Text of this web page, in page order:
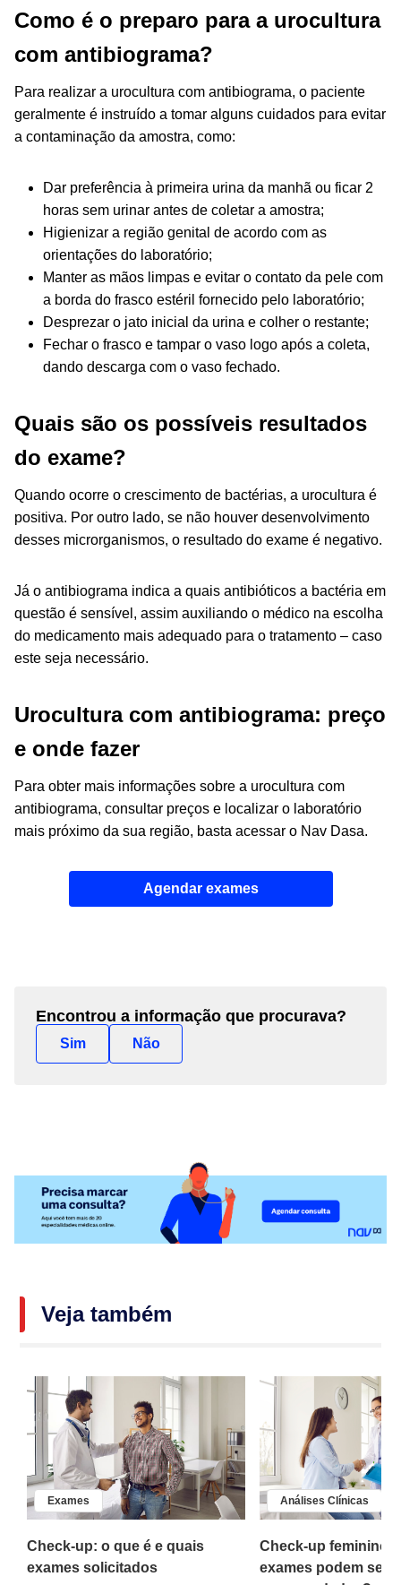
Como é o preparo para a urocultura
com antibiograma?
Para realizar a urocultura com antibiograma, o paciente
geralmente é instruído a tomar alguns cuidados para evitar
a contaminação da amostra, como:
Dar preferência à primeira urina da manhã ou ficar 2
horas sem urinar antes de coletar a amostra;
Higienizar a região genital de acordo com as
orientações do laboratório;
Manter as mãos limpas e evitar o contato da pele com
a borda do frasco estéril fornecido pelo laboratório;
Desprezar o jato inicial da urina e colher o restante;
Fechar o frasco e tampar o vaso logo após a coleta,
dando descarga com o vaso fechado.
Quais são os possíveis resultados
do exame?
Quando ocorre o crescimento de bactérias, a urocultura é
positiva. Por outro lado, se não houver desenvolvimento
desses microrganismos, o resultado do exame é negativo.
Já o antibiograma indica a quais antibióticos a bactéria em
questão é sensível, assim auxiliando o médico na escolha
do medicamento mais adequado para o tratamento – caso
este seja necessário.
Urocultura com antibiograma: preço
e onde fazer
Para obter mais informações sobre a urocultura com
antibiograma, consultar preços e localizar o laboratório
mais próximo da sua região, basta acessar o Nav Dasa.
Agendar exames
Encontrou a informação que procurava?
Sim Não
Veja também
Exames
Check-up: o que é e quais
exames solicitados
Análises Clínicas
Check-up feminino:
exames podem ser